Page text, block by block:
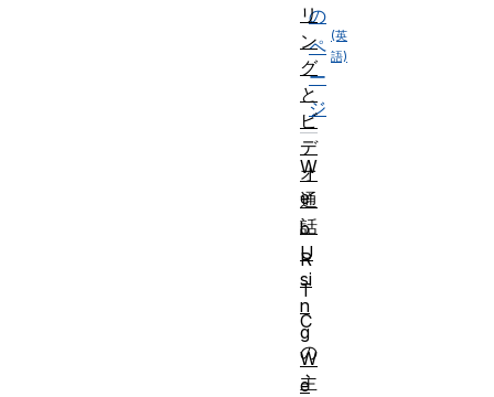
の
ペ
ー
ジ
W
e
b
R
T
C
の
主
リ
ン
グ
と
ビ
デ
オ
通
話
U
si
n
g
W
e